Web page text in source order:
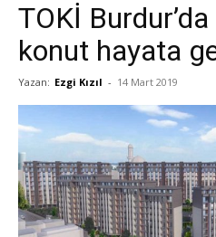
TOKİ
konut hayata
Yazan: Ezgi Kızıl - 14 Mart 2019